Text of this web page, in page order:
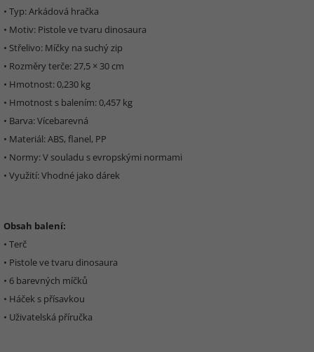
• Typ: Arkádová hračka
• Motiv: Pistole ve tvaru dinosaura
• Střelivo: Míčky na suchý zip
• Rozměry terče: 27,5 × 30 cm
• Hmotnost: 0,230 kg
• Hmotnost s balením: 0,457 kg
• Barva: Vícebarevná
• Materiál: ABS, flanel, PP
• Normy: V souladu s evropskými normami
• Využití: Vhodné jako dárek
Obsah balení:
• Terč
• Pistole ve tvaru dinosaura
• 6 barevných míčků
• Háček s přísavkou
• Uživatelská příručka